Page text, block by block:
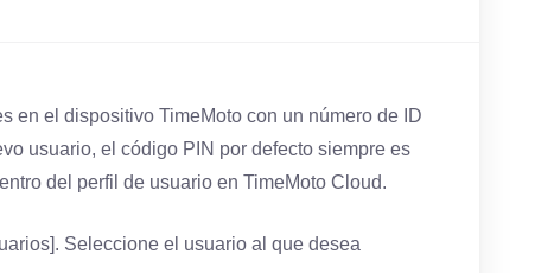
en el dispositivo TimeMoto con un número de ID
usuario, el código PIN por defecto siempre es
del perfil de usuario en TimeMoto Cloud.
Seleccione el usuario al que desea